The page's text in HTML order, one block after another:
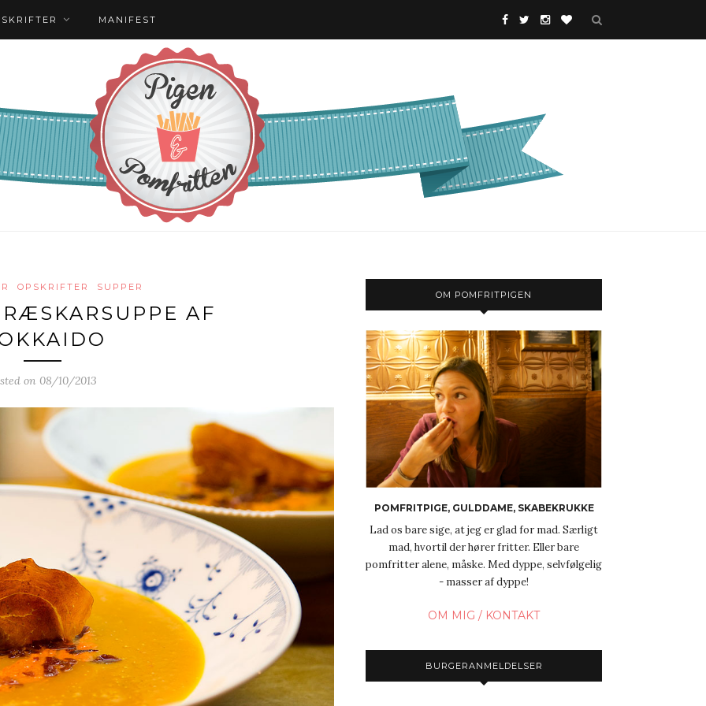
MANIFEST
OPSKRIFTER SUPPER
AF
on 08/10/2013
OM POMFRITPIGEN
POMFRITPIGE, GULDDAME, SKABEKRUKKE
Lad os bare sige, at jeg er glad for mad. Særligt
mad, hvortil der hører fritter. Eller bare
pomfritter alene, måske. Med dyppe, selvfølgelig
- masser af dyppe!
OM MIG / KONTAKT
BURGERANMELDELSER